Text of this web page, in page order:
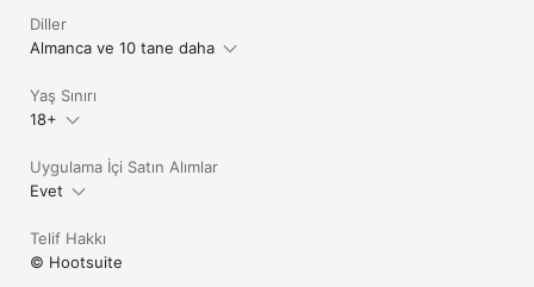
Diller
Almanca ve 10 tane daha
Yaş Sınırı
18+
Uygulama İçi Satın Alımlar
Evet
Telif Hakkı
© Hootsuite